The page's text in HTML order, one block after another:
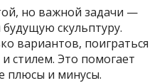
но важной задачи —
скульптуру.
вариантов, поиграться
стилем. Это помогает
плюсы и минусы.